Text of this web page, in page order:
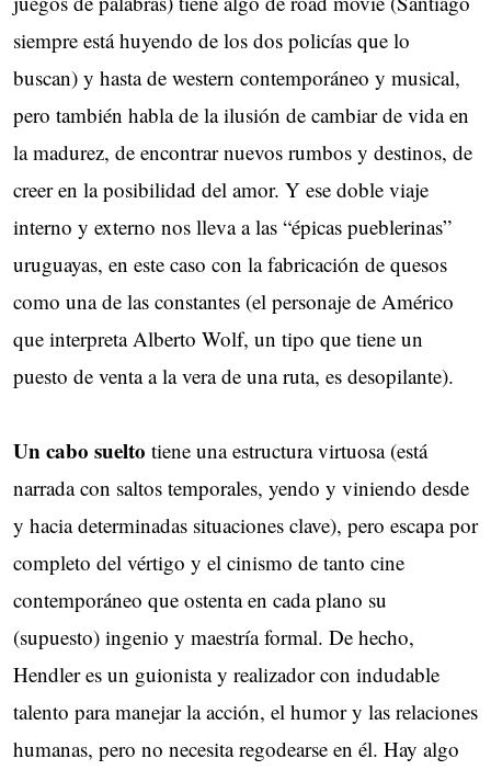
siempre está huyendo de los dos policías que lo
buscan) y hasta de western contemporáneo y musical,
pero también habla de la ilusión de cambiar de vida en
la madurez, de encontrar nuevos rumbos y destinos, de
creer en la posibilidad del amor. Y ese doble viaje
interno y externo nos lleva a las “épicas pueblerinas”
uruguayas, en este caso con la fabricación de quesos
como una de las constantes (el personaje de Américo
que interpreta Alberto Wolf, un tipo que tiene un
puesto de venta a la vera de una ruta, es desopilante).
Un cabo suelto tiene una estructura virtuosa (está
narrada con saltos temporales, yendo y viniendo desde
y hacia determinadas situaciones clave), pero escapa por
completo del vértigo y el cinismo de tanto cine
contemporáneo que ostenta en cada plano su
(supuesto) ingenio y maestría formal. De hecho,
Hendler es un guionista y realizador con indudable
talento para manejar la acción, el humor y las relaciones
humanas, pero no necesita regodearse en él. Hay algo